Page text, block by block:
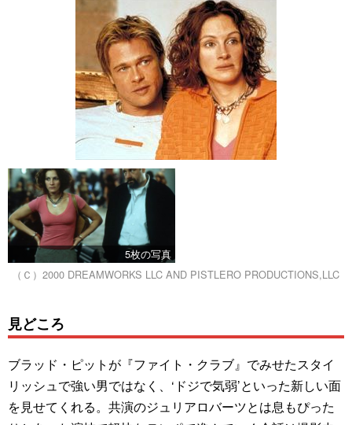
5枚の写真
（Ｃ）2000 DREAMWORKS LLC AND PISTLERO PRODUCTIONS,LLC
見どころ
ブラッド・ピットが『ファイト・クラブ』でみせたスタイ
リッシュで強い男ではなく、‘ドジで気弱’といった新しい面
を見せてくれる。共演のジュリアロバーツとは息もぴった